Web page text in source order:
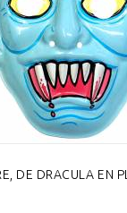
DE DRACULA EN